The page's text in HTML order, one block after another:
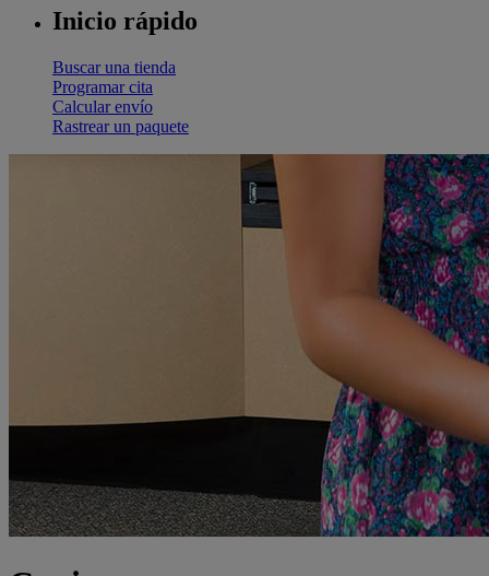
Inicio rápido
Buscar una tienda
Programar cita
Calcular envío
Rastrear un paquete